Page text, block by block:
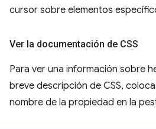
cursor sobre elementos
Ver la documentación de CSS
Para ver una información sobre
breve descripción de CSS,
nombre de la propiedad en la